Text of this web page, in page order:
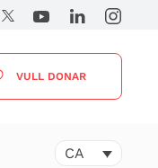
VULL DONAR
CA